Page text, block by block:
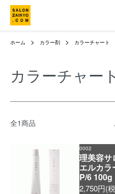
ホーム カラー剤 カラーチャート
カラーチャート
全1商品
0002
理美容サ
エルカラ
P/6 100g
2,750円(